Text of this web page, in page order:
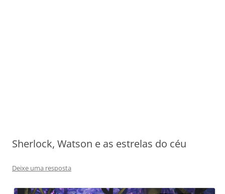
Sherlock, Watson e as estrelas do céu
Deixe uma resposta